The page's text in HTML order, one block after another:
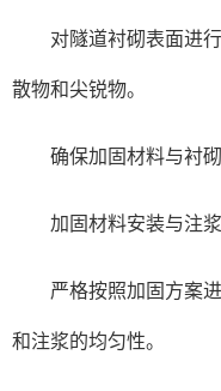
对隧道衬砌表面进行
散物和尖锐物。
确保加固材料与衬砌
加固材料安装与注浆
严格按照加固方案进
和注浆的均匀性。